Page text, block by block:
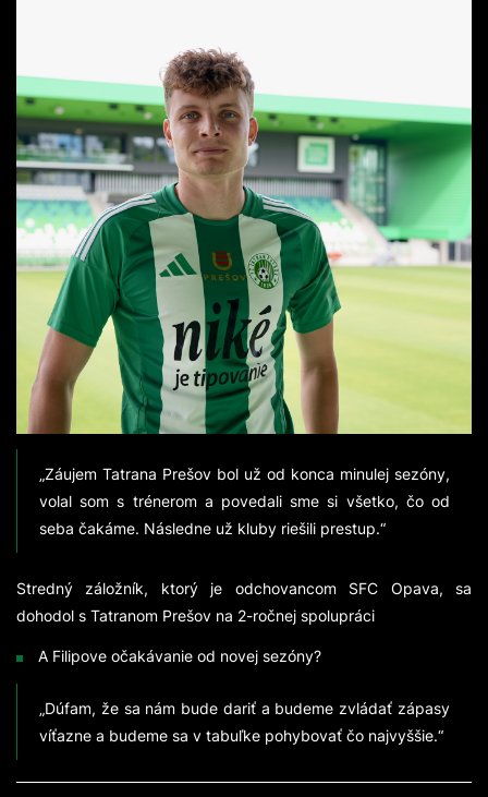
„Záujem Tatrana Prešov bol už od konca minulej sezóny,
volal som s trénerom a povedali sme si všetko, čo od
seba čakáme. Následne už kluby riešili prestup.“
Stredný záložník, ktorý je odchovancom SFC Opava, sa
dohodol s Tatranom Prešov na 2-ročnej spolupráci
A Filipove očakávanie od novej sezóny?
„Dúfam, že sa nám bude dariť a budeme zvládať zápasy
víťazne a budeme sa v tabuľke pohybovať čo najvyššie.“